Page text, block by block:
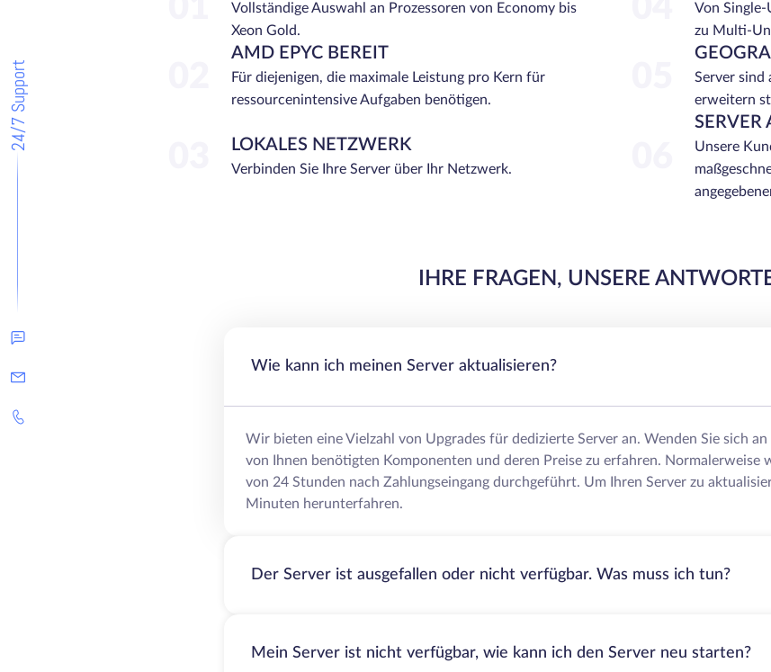
24/7 Support
Vollständige Auswahl an Prozessoren von Economy bis
Xeon Gold.
Von
zu Multi-
AMD EPYC BEREIT
Für diejenigen, die maximale Leistung pro Kern für
ressourcenintensive Aufgaben benötigen.
Server sind
erweitern
LOKALES NETZWERK
Verbinden Sie Ihre Server über Ihr Netzwerk.
SERVER
Unsere
IHRE FRAGEN, UNSERE
Wie kann ich meinen Server aktualisieren?
Wir bieten eine Vielzahl von Upgrades für dedizierte Server an. Wenden Sie sich
von Ihnen benötigten Komponenten und deren Preise zu erfahren. Normalerweise
von 24 Stunden nach Zahlungseingang durchgeführt. Um Ihren Server zu
Minuten herunterfahren.
Der Server ist ausgefallen oder nicht verfügbar. Was muss ich tun?
Mein Server ist nicht verfügbar, wie kann ich den Server neu starten?